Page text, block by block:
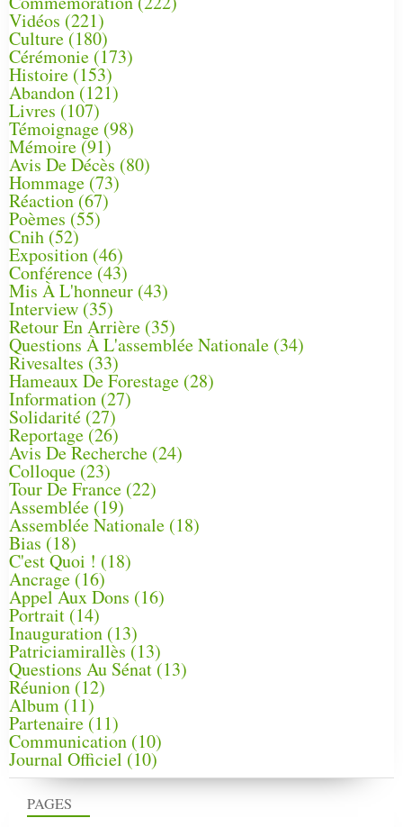
PAGES
Vidéos (221)
Culture(180)
Cérémonie (173)
Histoire (153)
Abandon(121)
Livres (107)
Témoignage (98)
Mémoire (91)
Avis De Décès (80)
Hommage (73)
Réaction(67)
Poèmes (55)
Cnih (52)
Exposition (46)
Conférence(43)
Mis À L'honneur (43)
Interview (35)
Retour En Arrière (35)
Questions À L'assemblée Nationale (34)
Rivesaltes (33)
Hameaux De Forestage (28)
Information (27)
Solidarité (27)
Reportage (26)
Avis De Recherche (24)
Colloque (23)
Tour De France (22)
Assemblée (19)
Assemblée Nationale (18)
Bias (18)
C'est Quoi ! (18)
Ancrage (16)
Appel Aux Dons (16)
Portrait (14)
Inauguration (13)
Patriciamirallès (13)
Questions Au Sénat(13)
Réunion (12)
Album (11)
Partenaire(11)
Communication (10)
Journal Officiel (10)